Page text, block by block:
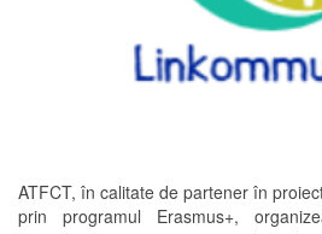
ATFCT, în calitate de partener în
prin programul Erasmus+,